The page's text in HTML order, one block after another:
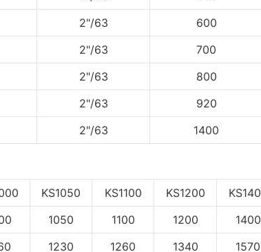
2"/63
600
2"/63
700
2"/63
800
2"/63
920
2"/63 1400
KS1050 KS1100 KS1200
1050 1100 1200
1400
1230 1260 1340
1570